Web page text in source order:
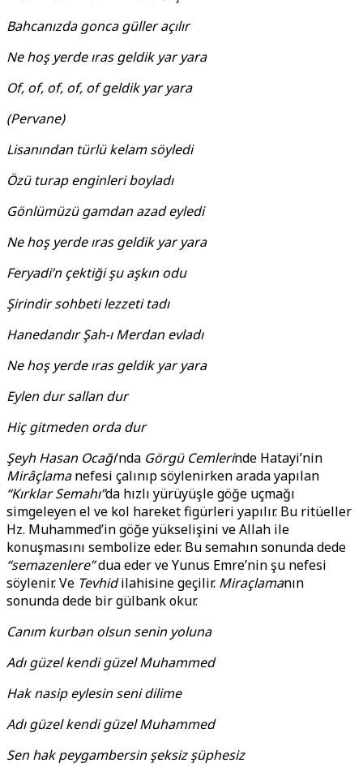
Bahcanızda gonca güller açılır
Ne hoş yerde ıras geldik yar yara
Of, of, of, of, of geldik yar yara
(Pervane)
Lisanından türlü kelam söyledi
Özü turap enginleri boyladı
Gönlümüzü gamdan azad eyledi
Ne hoş yerde ıras geldik yar yara
Feryadi’n çektiği şu aşkın odu
Şirindir sohbeti lezzeti tadı
Hanedandır Şah-ı Merdan evladı
Ne hoş yerde ıras geldik yar yara
Eylen dur sallan dur
Hiç gitmeden orda dur
Şeyh Hasan Ocağı‘nda Görgü Cemlerinde Hatayi’nin
Mirâçlamanefesi çalınıp söylenirken arada yapılan
“Kırklar Semahı”da hızlı yürüyüşle göğe uçmağı
simgeleyen el ve kol hareket figürleri yapılır. Bu ritüeller
Hz. Muhammed’in göğe yükselişini ve Allah ile
konuşmasını sembolize eder. Bu semahın sonunda dede
“semazenlere”dua eder ve Yunus Emre’nin şu nefesi
söylenir. Ve Tevhidilahisine geçilir. Miraçlamanın
sonunda dede bir gülbank okur.
Canım kurban olsun senin yoluna
Adı güzel kendi güzel Muhammed
Hak nasip eylesin seni dilime
Adı güzel kendi güzel Muhammed
Sen hak peygambersin şeksiz şüphesiz